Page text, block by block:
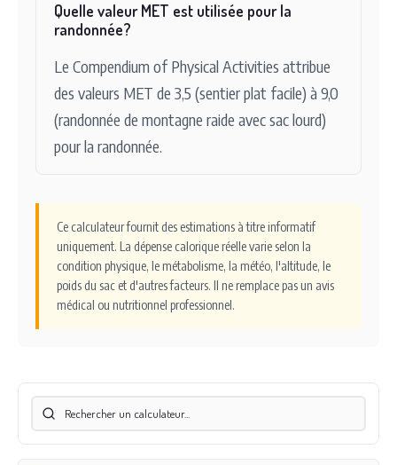
Quelle valeur MET est utilisée pour la
randonnée?
Le Compendium of Physical Activities attribue
des valeurs MET de 3,5 (sentier plat facile) à 9,0
(randonnée de montagne raide avec sac lourd)
pour la randonnée.
Ce calculateur fournit des estimations à titre informatif
uniquement. La dépense calorique réelle varie selon la
condition physique, le métabolisme, la météo, l'altitude, le
poids du sac et d'autres facteurs. Il ne remplace pas un avis
médical ou nutritionnel professionnel.